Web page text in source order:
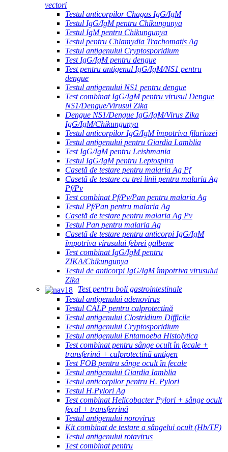
vectori
Testul anticorpilor Chagas IgG/IgM
Testul IgG/IgM pentru Chikungunya
Testul IgM pentru Chikungunya
Testul pentru Chlamydia Trachomatis Ag
Testul antigenului Cryptosporidium
Test IgG/IgM pentru dengue
Test pentru antigenul IgG/IgM/NS1 pentru
dengue
Testul antigenului NS1 pentru dengue
Test combinat IgG/IgM pentru virusul Dengue
NS1/Dengue/Virusul Zika
Dengue NS1/Dengue IgG/IgM/Virus Zika
IgG/IgM/Chikungunya
Testul anticorpilor IgG/IgM împotriva filariozei
Testul antigenului pentru Giardia Lamblia
Test IgG/IgM pentru Leishmania
Testul IgG/IgM pentru Leptospira
Casetă de testare pentru malaria Ag Pf
Casetă de testare cu trei linii pentru malaria Ag
Pf/Pv
Test combinat Pf/Pv/Pan pentru malaria Ag
Testul Pf/Pan pentru malaria Ag
Casetă de testare pentru malaria Ag Pv
Testul Pan pentru malaria Ag
Casetă de testare pentru anticorpi IgG/IgM
împotriva virusului febrei galbene
Test combinat IgG/IgM pentru
ZIKA/Chikungunya
Testul de anticorpi IgG/IgM împotriva virusului
Zika
Test pentru boli gastrointestinale
Testul antigenului adenovirus
Testul CALP pentru calprotectină
Testul antigenului Clostridium Difficile
Testul antigenului Cryptosporidium
Testul antigenului Entamoeba Histolytica
Test combinat pentru sânge ocult în fecale +
transferină + calprotectină antigen
Test FOB pentru sânge ocult în fecale
Testul antigenului Giardia Iamblia
Testul anticorpilor pentru H. Pylori
Testul H.Pylori Ag
Test combinat Helicobacter Pylori + sânge ocult
fecal + transferrină
Testul antigenului norovirus
Kit combinat de testare a sângelui ocult (Hb/TF)
Testul antigenului rotavirus
Test combinat pentru